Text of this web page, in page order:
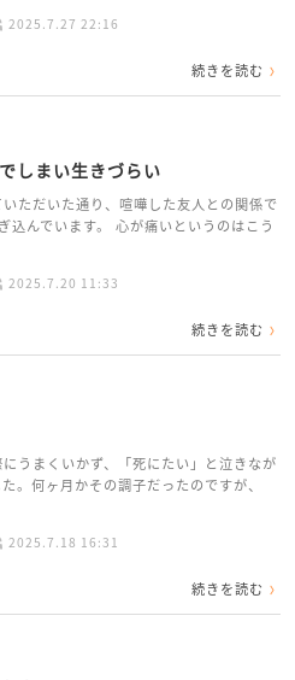
2025.7.27 22:16
続きを読む
しまい生きづらい
ただいた通り、喧嘩した友人との関係で
込んでいます。 心が痛いというのはこう
2025.7.20 11:33
続きを読む
うまくいかず、「死にたい」と泣きなが
。何ヶ月かその調子だったのですが、
2025.7.18 16:31
続きを読む